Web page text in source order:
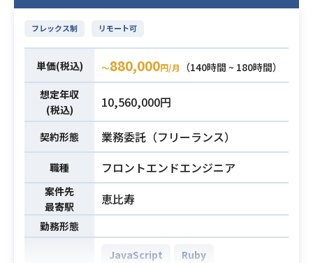
住生活プラットフォームに関する、
バックエンド開発をお任せします。
自社プロダクトのサービスグロース
と合わせて、IoTやエネルギーをはじ
めとした各種サービスの連携を行
い、日々の暮らしを「もっと便利で
安全に」「社会問題を解決すること
ができる情報インフラになる」こと
を目指しています。
日々拡充するサービスについて、プ
ロダクトのバックエンドの開発を担
っていただけるメンバーを募集して
います。
また、メンバーは高い成長意欲を持
っており、フロントエンドからWeb
フレックス制 リモート可
単価(税込) 〜880,000円/月
（140時間 ~ 180時間）
想定年収
(税込)
10,560,000円
契約形態 業務委託（フリーランス）
職種 フロントエンドエンジニア
案件先
最寄駅
恵比寿
勤務形態
JavaScript
Ruby